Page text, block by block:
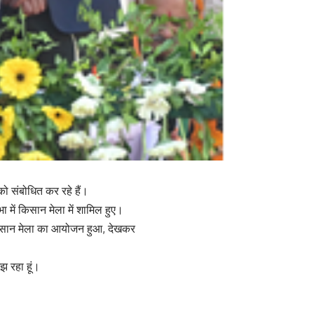
संबोधित कर रहे हैं।
किसान मेला में शामिल हुए।
मेला का आयोजन हुआ, देखकर
रहा हूं।